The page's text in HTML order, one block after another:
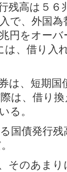
残高は５６
で、外国
円をオー
は、借り入
は、短期
は、借り
る。
国債発行
そのあま